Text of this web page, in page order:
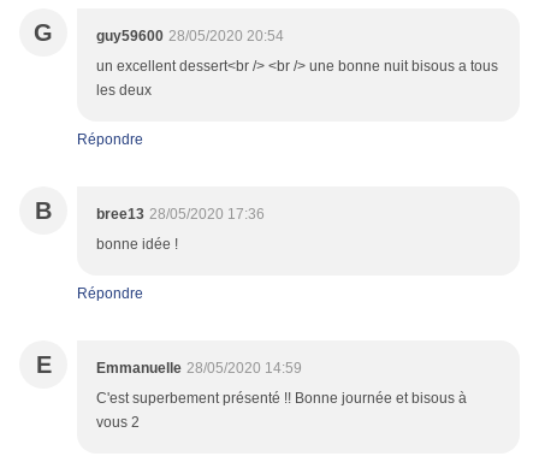
G guy59600 28/05/2020 20:54
un excellent dessert<br /> <br /> une bonne nuit bisous a tous
les deux
Répondre
B bree13 28/05/2020 17:36
bonne idée !
Répondre
E Emmanuelle 28/05/2020 14:59
C'est superbement présenté !! Bonne journée et bisous à
vous 2